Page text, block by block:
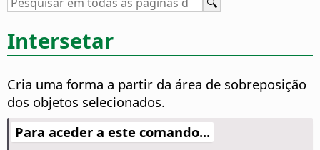
Intersetar
Cria uma forma a partir da área de sobreposição
dos objetos selecionados.
Para aceder a este comando...